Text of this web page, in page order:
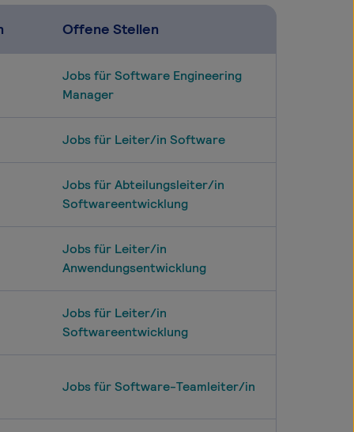
Offene Stellen
Jobs für Software Engineering
Manager
Jobs für Leiter/in Software
Jobs für Abteilungsleiter/in
Softwareentwicklung
Jobs für Leiter/in
Anwendungsentwicklung
Jobs für Leiter/in
Softwareentwicklung
Jobs für Software-Teamleiter/in